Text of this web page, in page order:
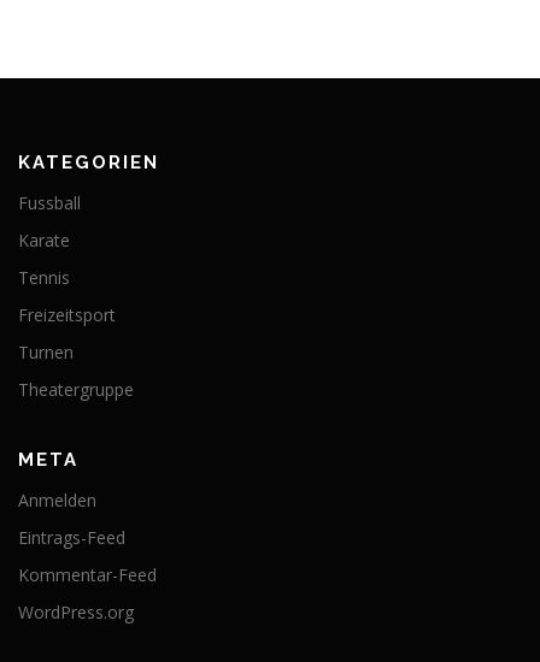
KATEGORIEN
Fussball
Karate
Tennis
Freizeitsport
Turnen
Theatergruppe
META
Anmelden
Eintrags-Feed
Kommentar-Feed
WordPress.org